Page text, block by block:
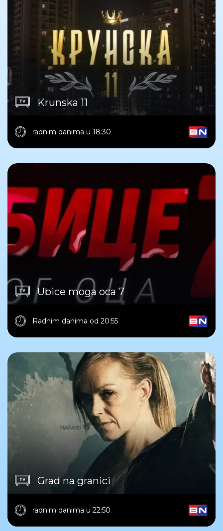
Krunska 11
radnim danima u 18:30
Ubice moga oca 7
Radnim danima od 20:55
Grad na granici
radnim danima u 22:50